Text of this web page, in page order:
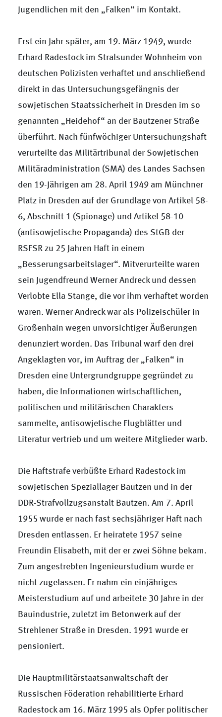
Jugendlichen mit den „Falken“ im Kontakt.
Erst ein Jahr später, am 19. März 1949, wurde
Erhard Radestock im Stralsunder Wohnheim von
deutschen Polizisten verhaftet und anschließend
direkt in das Untersuchungsgefängnis der
sowjetischen Staatssicherheit in Dresden im so
genannten „Heidehof“ an der Bautzener Straße
überführt. Nach fünfwöchiger Untersuchungshaft
verurteilte das Militärtribunal der Sowjetischen
Militäradministration (SMA) des Landes Sachsen
den 19-Jährigen am 28. April 1949 am Münchner
Platz in Dresden auf der Grundlage von Artikel 58-
6, Abschnitt 1 (Spionage) und Artikel 58-10
(antisowjetische Propaganda) des StGB der
RSFSR zu 25 Jahren Haft in einem
„Besserungsarbeitslager“. Mitverurteilte waren
sein Jugendfreund Werner Andreck und dessen
Verlobte Ella Stange, die vor ihm verhaftet worden
waren. Werner Andreck war als Polizeischüler in
Großenhain wegen unvorsichtiger Äußerungen
denunziert worden. Das Tribunal warf den drei
Angeklagten vor, im Auftrag der „Falken“ in
Dresden eine Untergrundgruppe gegründet zu
haben, die Informationen wirtschaftlichen,
politischen und militärischen Charakters
sammelte, antisowjetische Flugblätter und
Literatur vertrieb und um weitere Mitglieder warb.
Die Haftstrafe verbüßte Erhard Radestock im
sowjetischen Speziallager Bautzen und in der
DDR-Strafvollzugsanstalt Bautzen. Am 7. April
1955 wurde er nach fast sechsjähriger Haft nach
Dresden entlassen. Er heiratete 1957 seine
Freundin Elisabeth, mit der er zwei Söhne bekam.
Zum angestrebten Ingenieurstudium wurde er
nicht zugelassen. Er nahm ein einjähriges
Meisterstudium auf und arbeitete 30 Jahre in der
Bauindustrie, zuletzt im Betonwerk auf der
Strehlener Straße in Dresden. 1991 wurde er
pensioniert.
Die Hauptmilitärstaatsanwaltschaft der
Russischen Föderation rehabilitierte Erhard
Radestock am 16. März 1995 als Opfer politischer